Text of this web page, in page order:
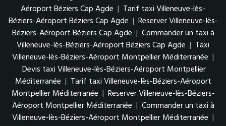
Aéroport Béziers Cap Agde | Tarif taxi Villeneuve-lès-
Béziers-Aéroport Béziers Cap Agde | Reserver Villeneuve-lès-
Béziers-Aéroport Béziers Cap Agde | Commander un taxi à
Villeneuve-lès-Béziers-Aéroport Béziers Cap Agde | Taxi
Villeneuve-lès-Béziers-Aéroport Montpellier Méditerranée |
Devis taxi Villeneuve-lès-Béziers-Aéroport Montpellier
Méditerranée | Tarif taxi Villeneuve-lès-Béziers-Aéroport
Montpellier Méditerranée | Reserver Villeneuve-lès-Béziers-
Aéroport Montpellier Méditerranée | Commander un taxi à
Villeneuve-lès-Béziers-Aéroport Montpellier Méditerranée |